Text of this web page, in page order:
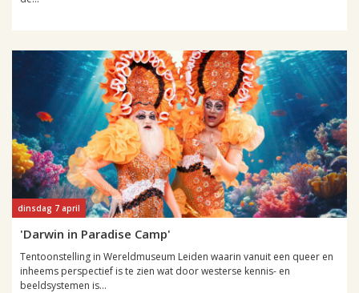
dinsdag 7 april
'Darwin in Paradise Camp'
Tentoonstelling in Wereldmuseum Leiden waarin vanuit een queer en
inheems perspectief is te zien wat door westerse kennis- en
beeldsystemen is...